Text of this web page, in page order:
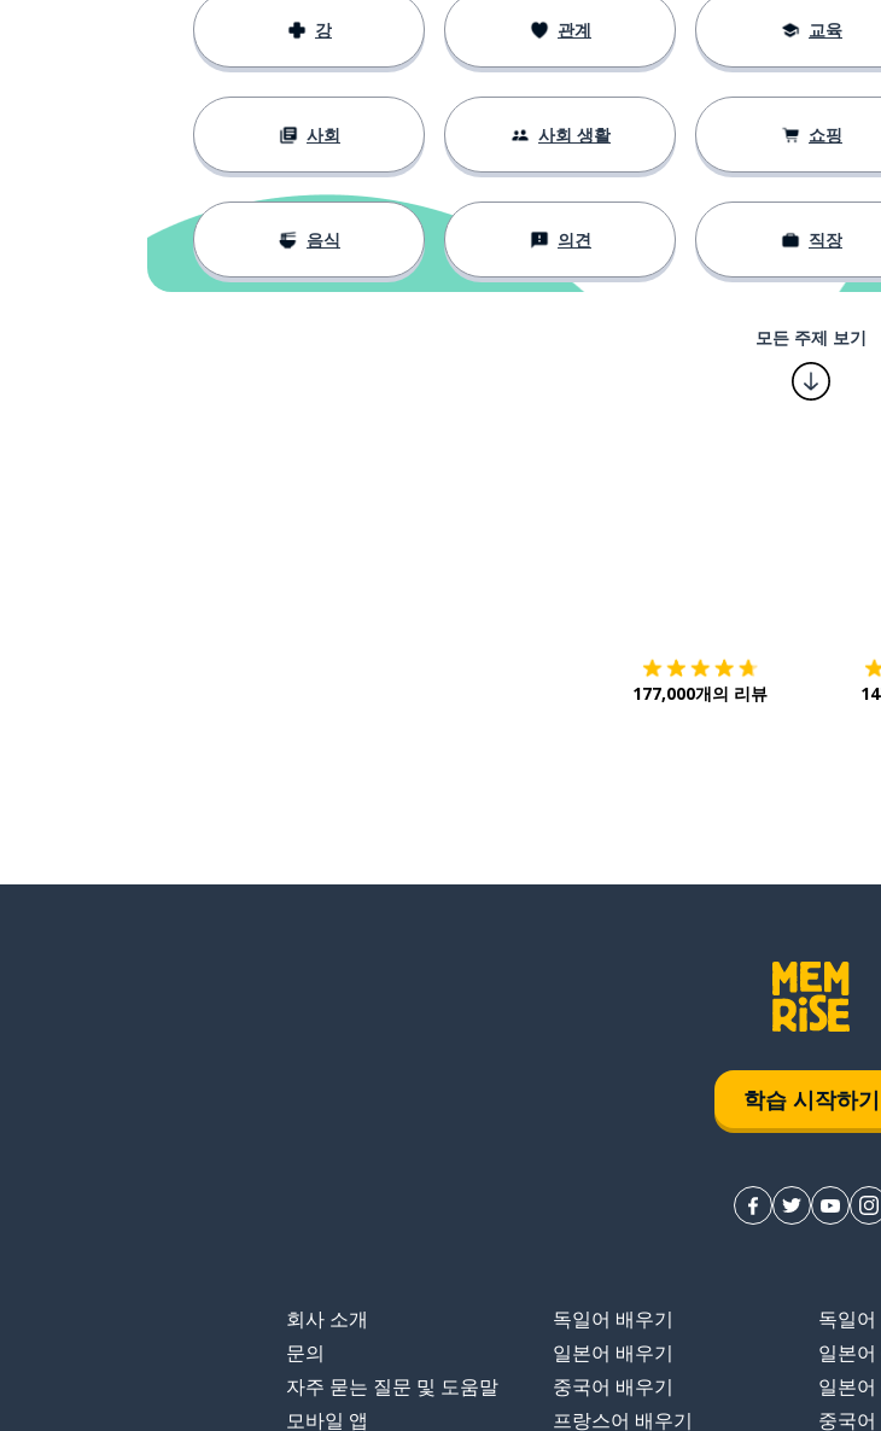
강 관계 교육
사회 사회 생활 쇼핑
음식 의견 직장
모든 주제 보기
177,000개의 리뷰
학습 시작하기
회사 소개
문의
자주 묻는 질문 및 도움말
모바일 앱
독일어 배우기
일본어 배우기
중국어 배우기
프랑스어 배우기
독일
일본
일본
중국